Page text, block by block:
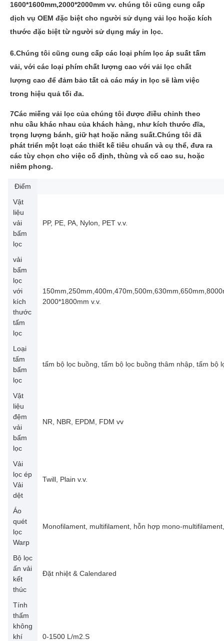
1600*1600mm,2000*2000mm vv. chúng tôi cũng cung cấp
dịch vụ OEM đặc biệt cho người sử dụng vải lọc hoặc kích
thước đặc biệt từ người sử dụng máy in lọc.
6.Chúng tôi cũng cung cấp các loại phím lọc áp suất tấm
vải, với các loại phím chất lượng cao với vải lọc chất
lượng cao để đảm bảo tất cả các máy in lọc sẽ làm việc
trong hiệu quả tối đa.
7Các miếng vải lọc của chúng tôi được điều chỉnh theo
nhu cầu khác nhau của khách hàng, như kích thước đĩa,
trọng lượng bánh, giữ hạt hoặc năng suất.Chúng tôi đã
phát triển một loạt các thiết kế tiêu chuẩn và cụ thể, đưa ra
các tùy chọn cho việc cố định, thùng và cổ cao su, hoặc
niêm phong.
Điểm
Vật
liệu
vải
bấm
lọc
PP, PE, PA, Nylon, PET v.v.
vải
bấm
lọc
với
kích
thước
tấm
lọc
2000*1800mm v.v.
Loại
tấm
bấm
lọc
tấm bộ lọc buồng, tấm bộ lọc buồng thâm nhập, tấm
Vật
liệu
đệm
vải
bấm
lọc
NR, NBR, EPDM, FDM vv
Vải
lọc ép
Vải
dệt
Twill, Plain v.v.
Áo
quét
lọc
Warp
Monofilament, multifilament, hỗn hợp mono-
Bộ lọc
ấn vải
kết
thúc
Đặt nhiệt & Calendared
Tính
thấm
không
khí
0-1500 L/m2.S